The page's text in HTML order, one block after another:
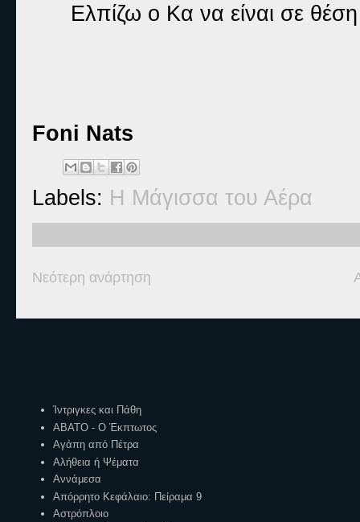
Ελπίζω ο Κα να είναι σε
Foni Nats
Labels: Η Μάγισσα του Αέρα
Νεότερη ανάρτηση
Ίντριγκες και Πάθη
ΑΒΑΤΟ - Ο Έκπτωτος
Αγάπη από Πέτρα
Αλήθεια ή Ψέματα
Αννάμεσα
Απόρρητο Κεφάλαιο: Πείραμα 9
Αστρόπλοιο